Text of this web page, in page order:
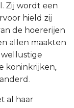
Zij wordt een
hield zij
de hoererijen
allen maakten
wellustige
koninkrijken,
al haar